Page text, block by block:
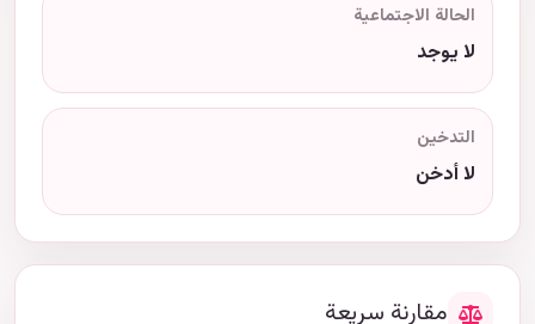
الحالة الاجتماعية
لا يوجد
التدخين
لا أدخن
مقارنة سريعة